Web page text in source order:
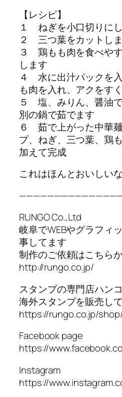
【レシピ】
１ ねぎを小口切りに
２ 三つ葉をカットし
３ 鶏もも肉を食べや
します
４ 水に出汁パックを
も肉を入れ、アクをす
５ 塩、みりん、醤油
別の鍋で茹でます
６ 茹で上がった中華
プ、ねぎ、三つ葉、鶏
加えて完成
これはほんとおいしいな
RUNGO Co.,Ltd
岐阜でWEBやグラフィ
事してます
制作のご依頼はこちら
http://rungo.co.jp/
スタンプの専門店ハン
海外スタンプを販売し
https://rungo.co.jp/
Facebook page
https://
Instagram
https://